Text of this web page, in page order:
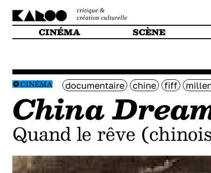
critique &
création culturelle
CINÉMA SCÈNE
CINÉMA documentaire chine fiff
China
Quand le rêve